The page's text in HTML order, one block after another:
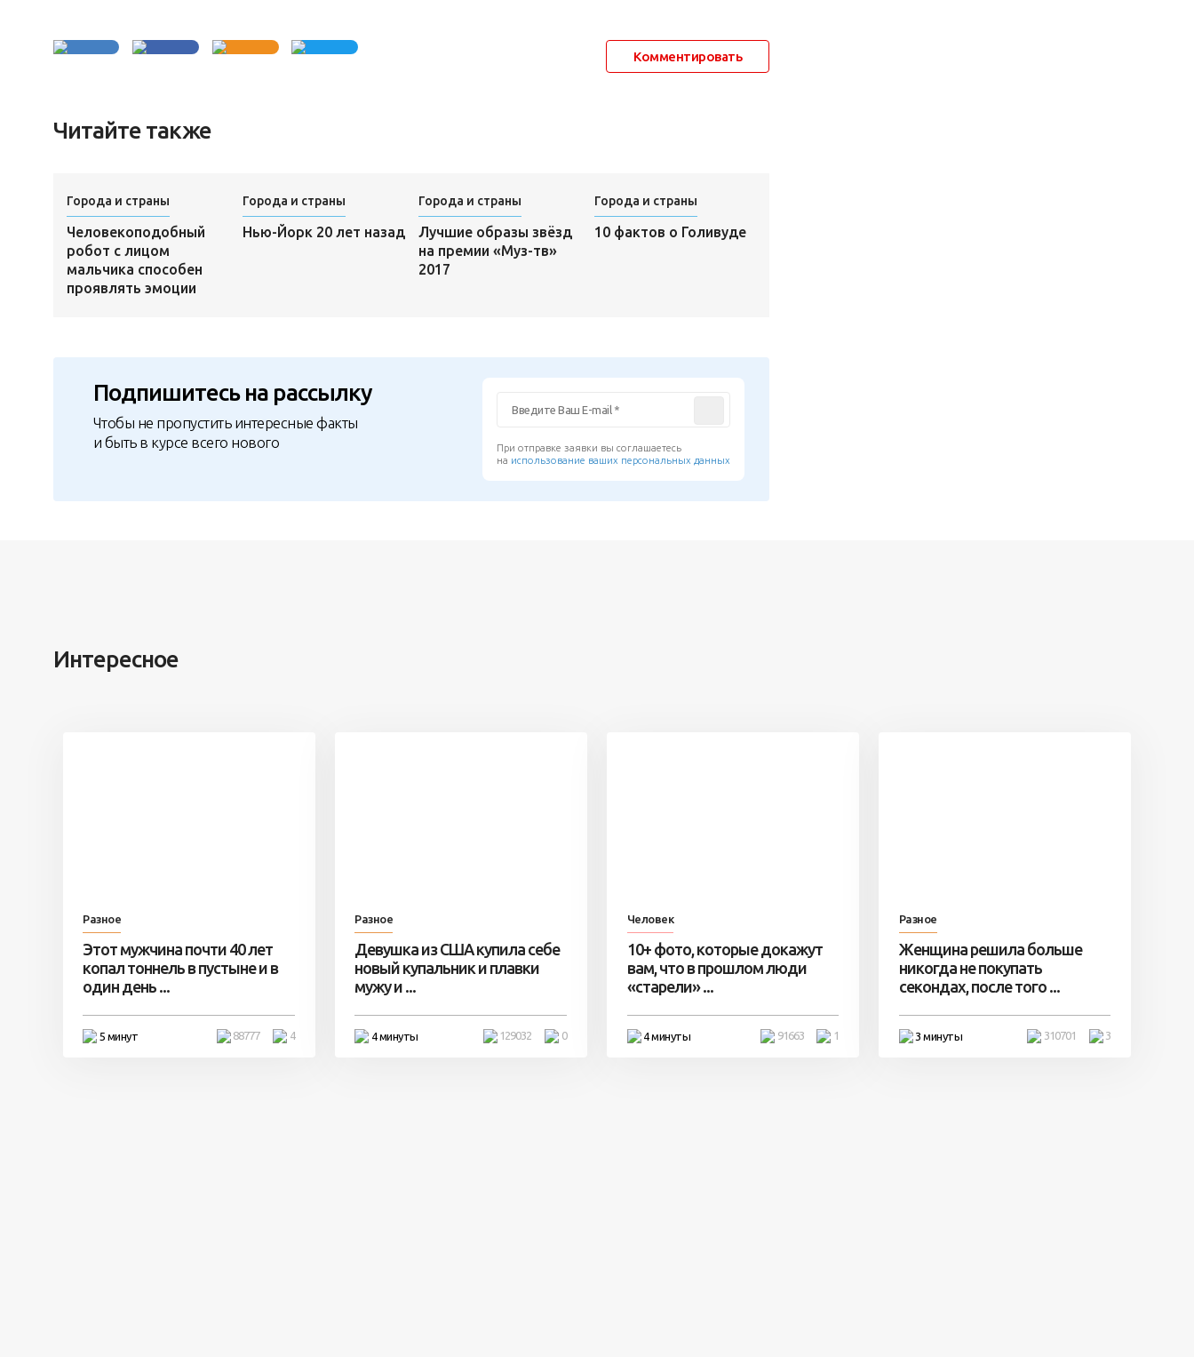
Комментировать
Читайте также
Города и страны
Человекоподобный
робот с лицом
мальчика способен
проявлять эмоции
Города и страны
Нью-Йорк 20 лет назад
Города и страны
Лучшие образы звёзд
на премии «Муз-тв»
2017
Города и страны
10 фактов о Голивуде
Подпишитесь на рассылку
Чтобы не пропустить интересные факты
и быть в курсе всего нового
При отправке заявки вы соглашаетесь
на использование ваших персональных данных
Интересное
Разное
Этот мужчина почти 40 лет
копал тоннель в пустыне и в
один день ...
5 минут 4
88777
Разное
Девушка из США купила себе
новый купальник и плавки
мужу и ...
4 минуты 0
129032
Человек
10+ фото, которые докажут
вам, что в прошлом люди
«старели» ...
4 минуты 1
91663
Разное
Женщина решила больше
никогда не покупать
секондах, после того ...
3 минуты 3
310701